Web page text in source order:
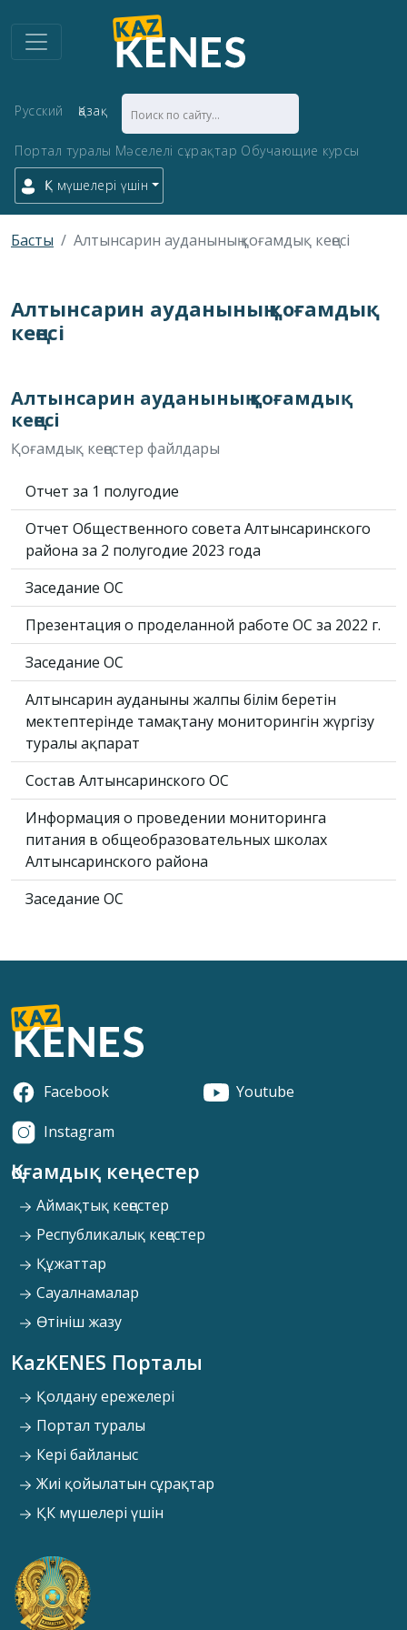
Русский Қазақ
Портал туралы Мәселелі сұрақтар Обучающие курсы
ҚК мүшелері үшін
Басты Алтынсарин ауданының қоғамдық кеңесі
Алтынсарин ауданының қоғамдық
кеңесі
Алтынсарин ауданының қоғамдық
кеңесі
Қоғамдық кеңестер файлдары
Отчет за 1 полугодие
Отчет Общественного совета Алтынсаринского
района за 2 полугодие 2023 года
Заседание ОС
Презентация о проделанной работе ОС за 2022 г.
Заседание ОС
Алтынсарин ауданының жалпы білім беретін
мектептерінде тамақтану мониторингін жүргізу
туралы ақпарат
Состав Алтынсаринского ОС
Информация о проведении мониторинга
питания в общеобразовательных школах
Алтынсаринского района
Заседание ОС
Facebook
Youtube
Instagram
Қоғамдық кеңестер
Аймақтық кеңестер
Республикалық кеңестер
Құжаттар
Сауалнамалар
Өтініш жазу
KazKENES Порталы
Қолдану ережелері
Портал туралы
Кері байланыс
Жиі қойылатын сұрақтар
ҚК мүшелері үшін